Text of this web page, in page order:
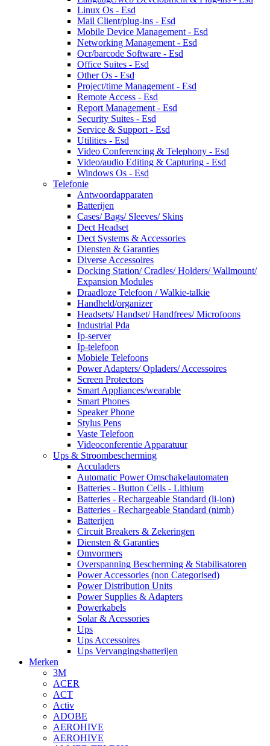
Linux Os - Esd
Mail Client/plug-ins - Esd
Mobile Device Management - Esd
Networking Management - Esd
Ocr/barcode Software - Esd
Office Suites - Esd
Other Os - Esd
Project/time Management - Esd
Remote Access - Esd
Report Management - Esd
Security Suites - Esd
Service & Support - Esd
Utilities - Esd
Video Conferencing & Telephony - Esd
Video/audio Editing & Capturing - Esd
Windows Os - Esd
Telefonie
Antwoordapparaten
Batterijen
Cases/ Bags/ Sleeves/ Skins
Dect Headset
Dect Systems & Accessories
Diensten & Garanties
Diverse Accessoires
Docking Station/ Cradles/ Holders/ Wallmount/
Expansion Modules
Draadloze Telefoon / Walkie-talkie
Handheld/organizer
Headsets/ Handset/ Handfrees/ Microfoons
Industrial Pda
Ip-server
Ip-telefoon
Mobiele Telefoons
Power Adapters/ Opladers/ Accessoires
Screen Protectors
Smart Appliances/wearable
Smart Phones
Speaker Phone
Stylus Pens
Vaste Telefoon
Videoconferentie Apparatuur
Ups & Stroombescherming
Acculaders
Automatic Power Omschakelautomaten
Batteries - Button Cells - Lithium
Batteries - Rechargeable Standard (li-ion)
Batteries - Rechargeable Standard (nimh)
Batterijen
Circuit Breakers & Zekeringen
Diensten & Garanties
Omvormers
Overspanning Bescherming & Stabilisatoren
Power Accessories (non Categorised)
Power Distribution Units
Power Supplies & Adapters
Powerkabels
Solar & Acessories
Ups
Ups Accessoires
Ups Vervangingsbatterijen
Merken
3M
ACER
ACT
Activ
ADOBE
AEROHIVE
AEROHIVE